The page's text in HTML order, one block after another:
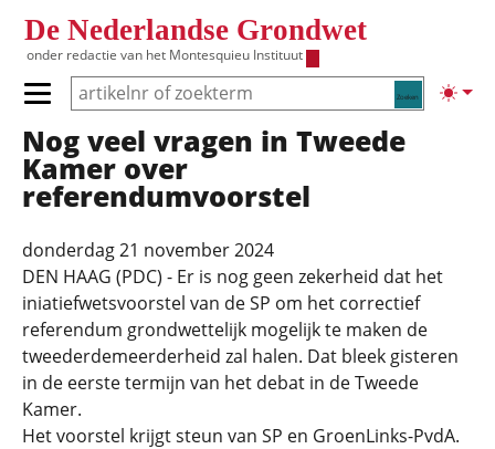
De Nederlandse Grondwet
onder redactie van het Montesquieu Instituut
Zoeken
Primair menu tonen/verbergen
Hoofdnavigatie
Nog veel vragen in Tweede
Kamer over
referendumvoorstel
donderdag 21 november 2024
DEN HAAG (PDC) - Er is nog geen zekerheid dat het
iniatiefwetsvoorstel van de SP om het correctief
referendum grondwettelijk mogelijk te maken de
tweederde­meerderheid zal halen. Dat bleek gisteren
in de eerste termijn van het debat in de Tweede
Kamer.
Het voorstel krijgt steun van SP en GroenLinks-PvdA.